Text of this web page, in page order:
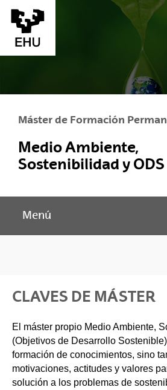
Saltar al contenido principal
Máster de Formación
Medio Ambiente,
Sostenibilidad y ODS
Menú
CLAVES DE MÁSTER
El máster propio Medio Ambiente,
(Objetivos de Desarrollo
formación de conocimientos, sino
motivaciones, actitudes y valores
solución a los problemas de